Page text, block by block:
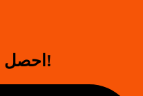
احصل على التطبيق اليوم مجاناً!